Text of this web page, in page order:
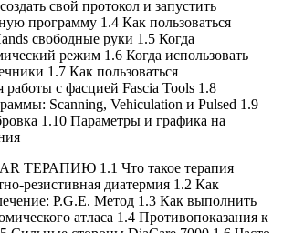
свой протокол и запустить
программу 1.4 Как пользоваться
свободные руки 1.5 Когда
режим 1.6 Когда использовать
1.7 Как пользоваться
работы с фасцией Fascia Tools 1.8
Scanning, Vehiculation и Pulsed 1.9
1.10 Параметры и графика на
ТЕРАПИЮ 1.1 Что такое терапия
резистивная диатермия 1.2 Как
P.G.E. Метод 1.3 Как выполнить
атласа 1.4 Противопоказания к